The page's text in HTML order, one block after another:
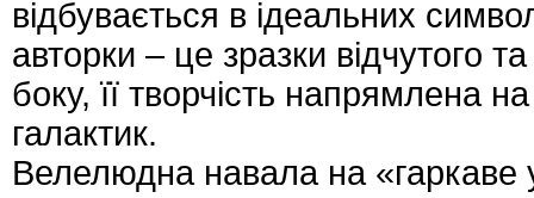
відбувається в ідеальних
авторки – це зразки відчутого
боку, її творчість напрямлена
галактик.
Велелюдна навала на «гаркаве